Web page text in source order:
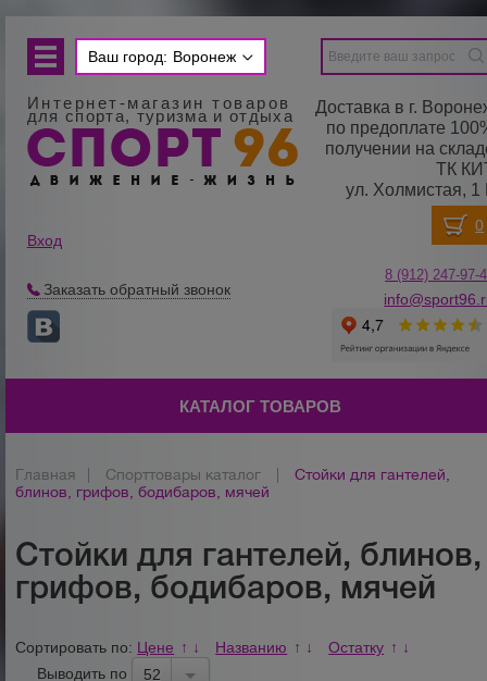
Ваш город: Воронеж
Интернет-магазин товаров
для спорта, туризма и отдыха
Доставка в г.
по предоплате
получении на
ТК
ул. Холмистая, 1
Вход
Заказать обратный звонок
8 (912) 247-97-
КАТАЛОГ ТОВАРОВ
Главная Спорттовары каталог
Стойки для гантелей,
блинов, грифов, бодибаров, мячей
Стойки для гантелей, блинов,
грифов, бодибаров, мячей
Сортировать по: Цене ↑ ↓ Названию ↑ ↓ Остатку ↑ ↓
Выводить по 52